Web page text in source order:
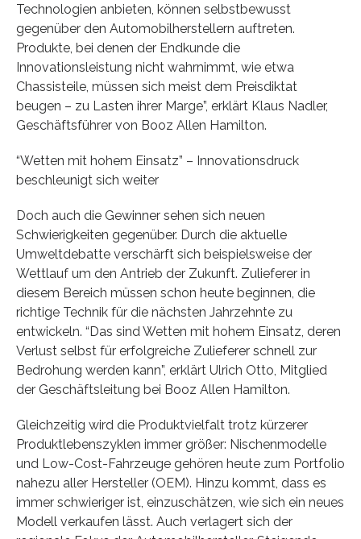
Technologien anbieten, können selbstbewusst
gegenüber den Automobilherstellern auftreten.
Produkte, bei denen der Endkunde die
Innovationsleistung nicht wahrnimmt, wie etwa
Chassisteile, müssen sich meist dem Preisdiktat
beugen – zu Lasten ihrer Marge”, erklärt Klaus Nadler,
Geschäftsführer von Booz Allen Hamilton.
“Wetten mit hohem Einsatz” – Innovationsdruck
beschleunigt sich weiter
Doch auch die Gewinner sehen sich neuen
Schwierigkeiten gegenüber. Durch die aktuelle
Umweltdebatte verschärft sich beispielsweise der
Wettlauf um den Antrieb der Zukunft. Zulieferer in
diesem Bereich müssen schon heute beginnen, die
richtige Technik für die nächsten Jahrzehnte zu
entwickeln. “Das sind Wetten mit hohem Einsatz, deren
Verlust selbst für erfolgreiche Zulieferer schnell zur
Bedrohung werden kann”, erklärt Ulrich Otto, Mitglied
der Geschäftsleitung bei Booz Allen Hamilton.
Gleichzeitig wird die Produktvielfalt trotz kürzerer
Produktlebenszyklen immer größer: Nischenmodelle
und Low-Cost-Fahrzeuge gehören heute zum Portfolio
nahezu aller Hersteller (OEM). Hinzu kommt, dass es
immer schwieriger ist, einzuschätzen, wie sich ein neues
Modell verkaufen lässt. Auch verlagert sich der